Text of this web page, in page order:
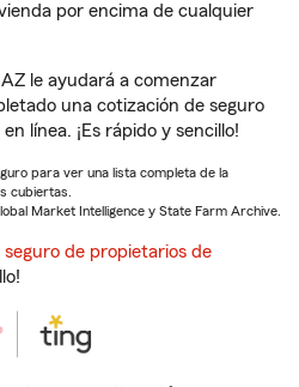
por encima de cualquier
le ayudará a comenzar
una cotización de seguro
línea. ¡Es rápido y sencillo!
para ver una lista completa de la
cubiertas.
Market Intelligence y State Farm Archive.
de propietarios de